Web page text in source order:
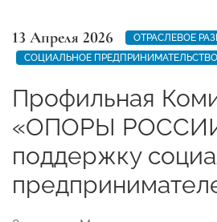
13 Апреля 2026
ОТРАСЛЕВОЕ
СОЦИАЛЬНОЕ ПРЕДПРИНИМАТЕЛЬСТВО
Профильная
«ОПОРЫ
поддержку